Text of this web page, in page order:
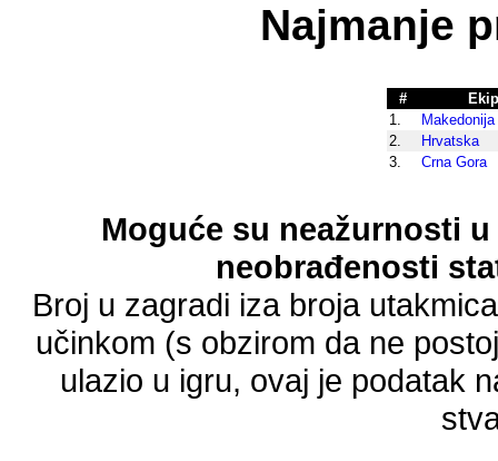
Najmanje
#
1.
Makedonija
2.
Hrvatska
3.
Crna Gora
Moguće su neažurnosti
neobrađenosti
Broj u zagradi iza broja
učinkom (s obzirom da ne
ulazio u igru, ovaj je podatak